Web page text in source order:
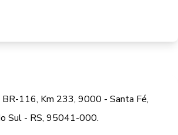
BR-116, Km 233, 9000 - Santa Fé,
Sul - RS, 95041-000.